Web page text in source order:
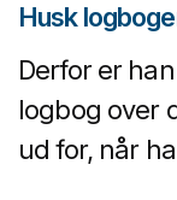
Husk
Derfor er
logbog over
ud for, når